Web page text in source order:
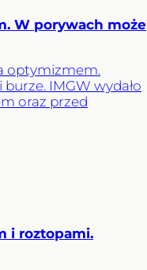
W porywach może
optymizmem.
IMGW wydało
oraz przed
i roztopami.